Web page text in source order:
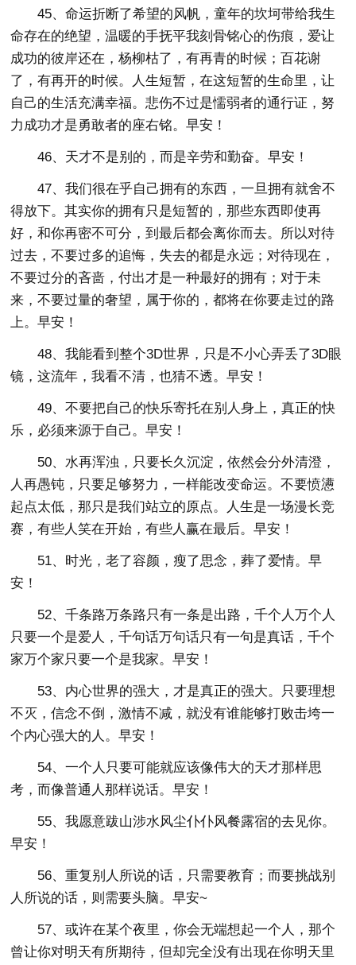
45、命运折断了希望的风帆，童年的坎坷带给我生
命存在的绝望，温暖的手抚平我刻骨铭心的伤痕，爱让
成功的彼岸还在，杨柳枯了，有再青的时候；百花谢
了，有再开的时候。人生短暂，在这短暂的生命里，让
自己的生活充满幸福。悲伤不过是懦弱者的通行证，努
力成功才是勇敢者的座右铭。早安！
46、天才不是别的，而是辛劳和勤奋。早安！
47、我们很在乎自己拥有的东西，一旦拥有就舍不
得放下。其实你的拥有只是短暂的，那些东西即使再
好，和你再密不可分，到最后都会离你而去。所以对待
过去，不要过多的追悔，失去的都是永远；对待现在，
不要过分的吝啬，付出才是一种最好的拥有；对于未
来，不要过量的奢望，属于你的，都将在你要走过的路
上。早安！
48、我能看到整个3D世界，只是不小心弄丢了3D眼
镜，这流年，我看不清，也猜不透。早安！
49、不要把自己的快乐寄托在别人身上，真正的快
乐，必须来源于自己。早安！
50、水再浑浊，只要长久沉淀，依然会分外清澄，
人再愚钝，只要足够努力，一样能改变命运。不要愤懑
起点太低，那只是我们站立的原点。人生是一场漫长竞
赛，有些人笑在开始，有些人赢在最后。早安！
51、时光，老了容颜，瘦了思念，葬了爱情。早
安！
52、千条路万条路只有一条是出路，千个人万个人
只要一个是爱人，千句话万句话只有一句是真话，千个
家万个家只要一个是我家。早安！
53、内心世界的强大，才是真正的强大。只要理想
不灭，信念不倒，激情不减，就没有谁能够打败击垮一
个内心强大的人。早安！
54、一个人只要可能就应该像伟大的天才那样思
考，而像普通人那样说话。早安！
55、我愿意跋山涉水风尘仆仆风餐露宿的去见你。
早安！
56、重复别人所说的话，只需要教育；而要挑战别
人所说的话，则需要头脑。早安~
57、或许在某个夜里，你会无端想起一个人，那个
曾让你对明天有所期待，但却完全没有出现在你明天里